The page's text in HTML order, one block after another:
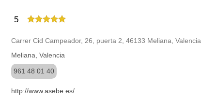
5
Carrer Cid Campeador, 26, puerta 2, 46133 Meliana, Valencia
Meliana, Valencia
961 48 01 40
http://www.asebe.es/